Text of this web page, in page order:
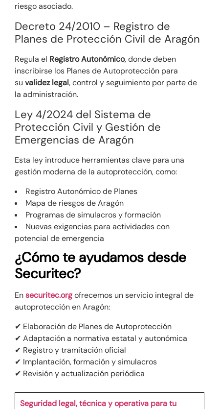
riesgo asociado.
Decreto 24/2010 – Registro de
Planes de Protección Civil de Aragón
Regula el Registro Autonómico, donde deben
inscribirse los Planes de Autoprotección para
su validez legal, control y seguimiento por parte de
la administración.
Ley 4/2024 del Sistema de
Protección Civil y Gestión de
Emergencias de Aragón
Esta ley introduce herramientas clave para una
gestión moderna de la autoprotección, como:
Registro Autonómico de Planes
Mapa de riesgos de Aragón
Programas de simulacros y formación
Nuevas exigencias para actividades con
potencial de emergencia
¿Cómo te ayudamos desde
Securitec?
Ensecuritec.orgofrecemos un servicio integral de
autoprotección en Aragón:
✔ Elaboración de Planes de Autoprotección
✔ Adaptación a normativa estatal y autonómica
✔ Registro y tramitación oficial
✔ Implantación, formación y simulacros
✔ Revisión y actualización periódica
Seguridad legal, técnica y operativa para tu